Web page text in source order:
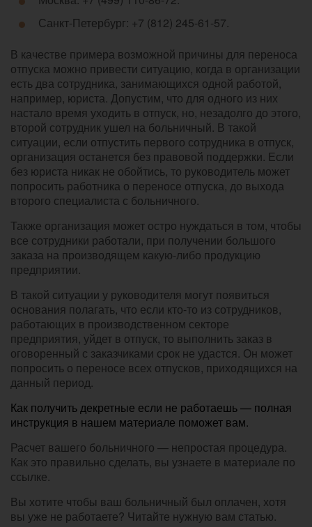
Санкт-Петербург: +7 (812) 245-61-57.
В качестве примера возможной причины для переноса
отпуска можно привести ситуацию, когда в организации
есть два сотрудника, занимающихся одной работой,
например, юриста. Допустим, что для одного из них
настало время уходить в отпуск, но, незадолго до этого,
второй сотрудник ушел на больничный. В такой
ситуации, если отпустить первого сотрудника в отпуск,
организация останется без правовой поддержки. Если
без юриста никак не обойтись, то руководитель может
попросить работника о переносе отпуска, до выхода
второго специалиста с больничного.
Также организация может остро нуждаться в том, чтобы
все сотрудники работали, при получении большого
заказа на производящем какую-либо продукцию
предприятии.
В такой ситуации у руководителя могут появиться
основания полагать, что если кто-то из сотрудников,
работающих в производственном секторе
предприятия, уйдет в отпуск, то выполнить заказ в
оговоренный с заказчиками срок не удастся. Он может
попросить о переносе всех отпусков, приходящихся на
данный период.
Как получить декретные если не работаешь — полная
инструкция в нашем материале поможет вам.
Расчет вашего больничного — непростая процедура.
Как это правильно сделать, вы узнаете в материале по
ссылке.
Вы хотите чтобы ваш больничный был оплачен, хотя
вы уже не работаете? Читайте нужную вам статью.